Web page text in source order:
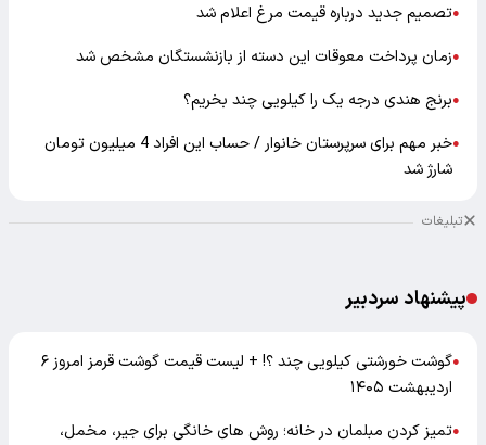
●تصمیم جدید درباره قیمت مرغ اعلام شد
●زمان پرداخت معوقات این دسته از بازنشستگان مشخص شد
●برنج هندی درجه یک را کیلویی چند بخریم؟
●
خبر مهم برای سرپرستان خانوار / حساب این افراد 4 میلیون تومان
شارژ شد
تبلیغات
پیشنهاد سردبیر
●
گوشت خورشتی کیلویی چند ؟! + لیست قیمت گوشت قرمز امروز ۶
اردیبهشت ۱۴۰۵
●تمیز کردن مبلمان در خانه؛ روش های خانگی برای جیر، مخمل،